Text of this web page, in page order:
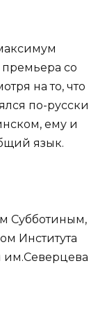
со
на то, что
по-русски
ему и
язык.
Субботиным,
Института